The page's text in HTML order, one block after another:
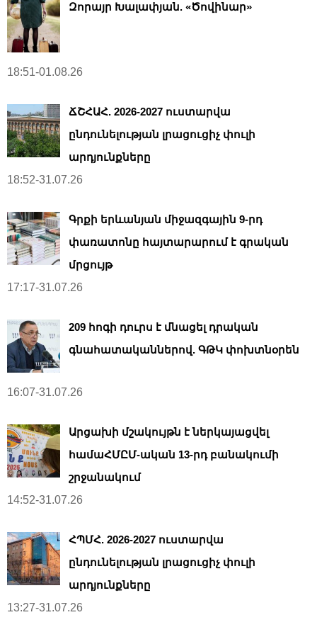
Զորայր Խալափյան. «Ծովինար»
18:51-01.08.26
ՃՇՀԱՀ. 2026-2027 ուստարվա
ընդունելության լրացուցիչ փուլի
արդյունքները
18:52-31.07.26
Գրքի երևանյան միջազգային 9-րդ
փառատոնը հայտարարում է գրական
մրցույթ
17:17-31.07.26
209 հոգի դուրս է մնացել դրական
գնահատականներով. ԳԹԿ փոխտնօրեն
16:07-31.07.26
Արցախի մշակույթն է ներկայացվել
համաՀՄԸՄ-ական 13-րդ բանակումի
շրջանակում
14:52-31.07.26
ՀՊՄՀ. 2026-2027 ուստարվա
ընդունելության լրացուցիչ փուլի
արդյունքները
13:27-31.07.26